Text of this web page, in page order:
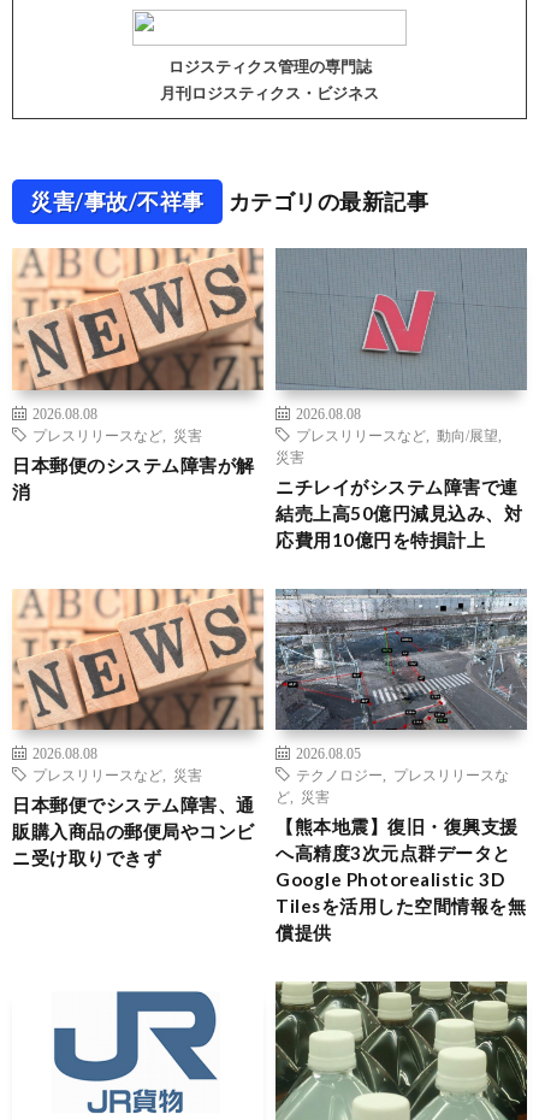
ロジスティクス管理の専門誌
月刊ロジスティクス・ビジネス
災害/事故/不祥事 カテゴリの最新記事
2026.08.08
プレスリリースなど
災害
日本郵便のシステム障害が解
消
2026.08.08
プレスリリースなど
動向/展望
災害
ニチレイがシステム障害で連
結売上高50億円減見込み、対
応費用10億円を特損計上
2026.08.08
プレスリリースなど
災害
日本郵便でシステム障害、通
販購入商品の郵便局やコンビ
ニ受け取りできず
2026.08.05
テクノロジー
プレスリリースな
ど
災害
【熊本地震】復旧・復興支援
へ高精度3次元点群データと
Google Photorealistic 3D
Tilesを活用した空間情報を無
償提供